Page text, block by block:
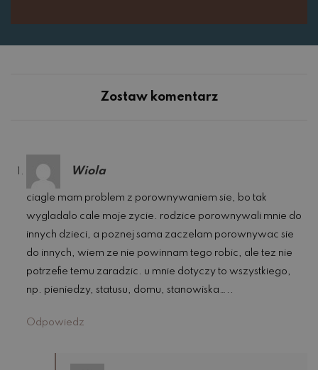
Zostaw komentarz
Wiola
ciagle mam problem z porownywaniem sie, bo tak
wygladalo cale moje zycie. rodzice porownywali mnie do
innych dzieci, a poznej sama zaczelam porownywac sie
do innych, wiem ze nie powinnam tego robic, ale tez nie
potrzefie temu zaradzic. u mnie dotyczy to wszystkiego,
np. pieniedzy, statusu, domu, stanowiska…..
Odpowiedz